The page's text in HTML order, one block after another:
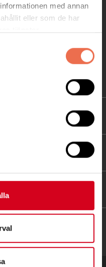
med annan
eller som de har
| Swishgåva 90 100